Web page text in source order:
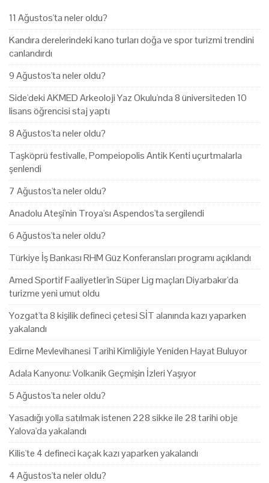
11 Ağustos'ta neler oldu?
Kandıra derelerindeki kano turları doğa ve spor turizmi trendini
canlandırdı
9 Ağustos'ta neler oldu?
Side'deki AKMED Arkeoloji Yaz Okulu'nda 8 üniversiteden 10
lisans öğrencisi staj yaptı
8 Ağustos'ta neler oldu?
Taşköprü festivalle, Pompeiopolis Antik Kenti uçurtmalarla
şenlendi
7 Ağustos'ta neler oldu?
Anadolu Ateşi'nin Troya'sı Aspendos'ta sergilendi
6 Ağustos'ta neler oldu?
Türkiye İş Bankası RHM Güz Konferansları programı açıklandı
Amed Sportif Faaliyetler'in Süper Lig maçları Diyarbakır'da
turizme yeni umut oldu
Yozgat'ta 8 kişilik defineci çetesi SİT alanında kazı yaparken
yakalandı
Edirne Mevlevihanesi Tarihi Kimliğiyle Yeniden Hayat Buluyor
Adala Kanyonu: Volkanik Geçmişin İzleri Yaşıyor
5 Ağustos'ta neler oldu?
Yasadığı yolla satılmak istenen 228 sikke ile 28 tarihi obje
Yalova'da yakalandı
Kilis'te 4 defineci kaçak kazı yaparken yakalandı
4 Ağustos'ta neler oldu?